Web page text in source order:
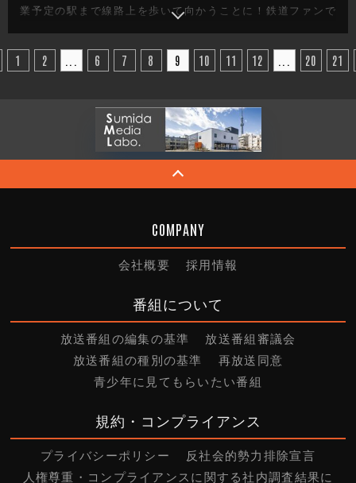
業予定の駅まで線路上を歩いて向かうことに！鉄道ファンで
なくとも必見の激レア映像をぜひ。
1 2 6 7 8 9 10 11 12 20 21
COMPANY
会社概要 採用情報
番組について
放送番組の編集の基準
放送番組審議会
放送番組の種別の基準
再放送同意
青少年に見てもらいたい番組
規約・コンプライアンス
プライバシーポリシー
反社会的勢力排除宣言
人権尊重・コンプライアンスに関する社内調査結果に